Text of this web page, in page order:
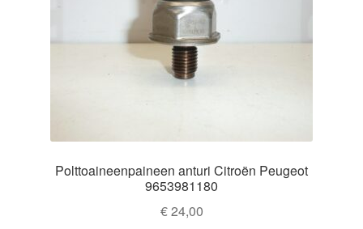
Polttoaineenpaineen anturi Citroën Peugeot
9653981180
€24,00